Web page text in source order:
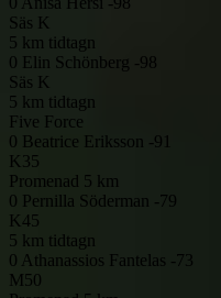
Säs K
5 km tidtagn
0 Elin Schönberg -98
Säs K
5 km tidtagn
Five Force
0 Beatrice Eriksson -91
K35
Promenad 5 km
0 Pernilla Söderman -79
K45
5 km tidtagn
0 Athanassios Fantelas -73
M50